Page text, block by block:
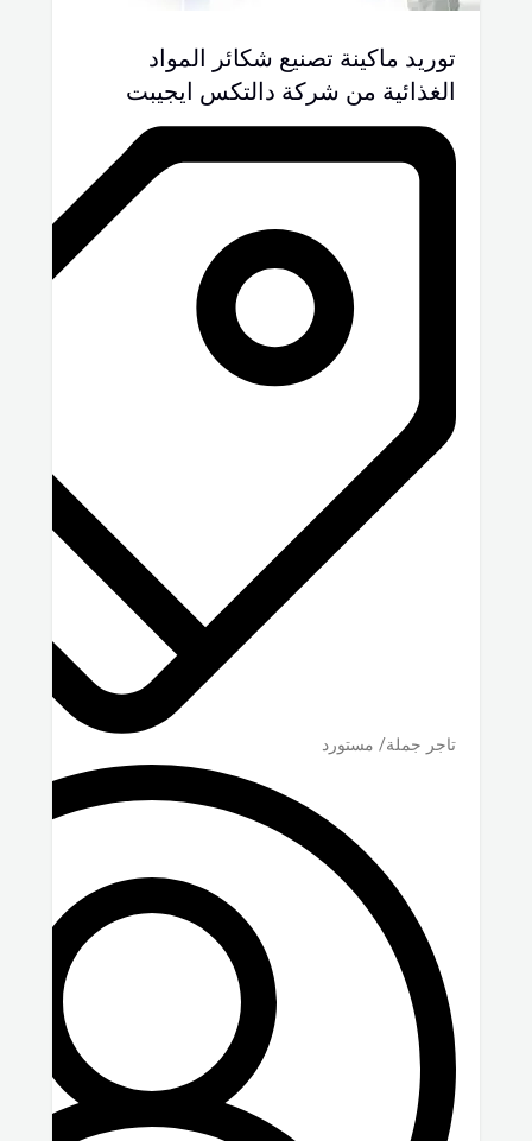
توريد ماكينة تصنيع شكائر المواد
الغذائية من شركة دالتكس ايجيبت
تاجر جملة/ مستورد